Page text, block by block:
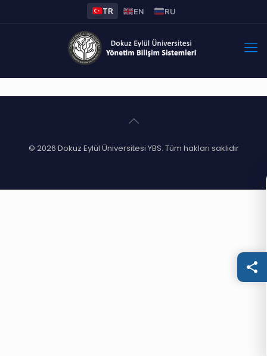
TR EN RU
© 2026 Dokuz Eylül Üniversitesi YBS. Tüm hakları saklıdır